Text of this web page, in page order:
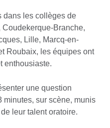
dans les collèges de
Coudekerque-Branche,
Lille, Marcq-en-
Roubaix, les équipes ont
enthousiaste.
une question
minutes, sur scène, munis
leur talent oratoire.